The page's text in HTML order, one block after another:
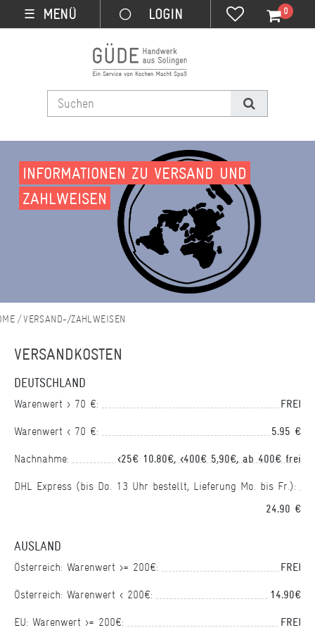
☰ MENÜ 0
INFORMATIONEN ZU VERSAND UND
ZAHLWEISEN
VERSAND-/ZAHLWEISEN
VERSANDKOSTEN
DEUTSCHLAND
Warenwert > 70 €: FREI
Warenwert < 70 €: 5,95 €
Nachnahme: <25€ 10,80€, <400€ 5,90€, ab 400€ frei
DHL Express (bis Do. 13 Uhr bestellt, Lieferung Mo. bis Fr.):
24,90 €
AUSLAND
Österreich: Warenwert >= 200€: FREI
Österreich: Warenwert < 200€: 14,90€
EU: Warenwert >= 200€: FREI